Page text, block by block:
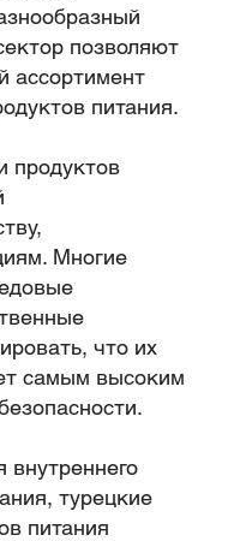
позволяют
ассортимент
питания.
продуктов
Многие
что их
самым высоким
турецкие
питания